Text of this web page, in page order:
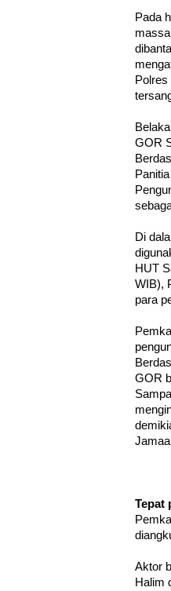
Pada
GOR
Di
HUT
WIB),
para
GOR
Tepat
Aktor
Halim